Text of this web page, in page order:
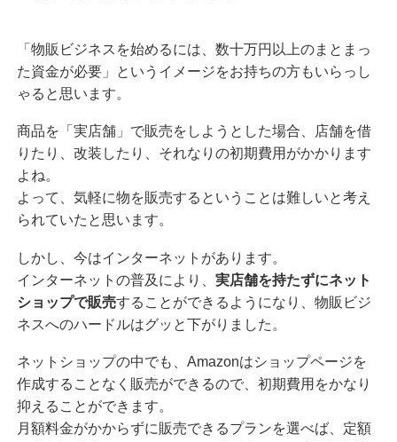
「物販ビジネスを始めるには、数十万円以上のまとまっ
た資金が必要」というイメージをお持ちの方もいらっし
ゃると思います。
商品を「実店舗」で販売をしようとした場合、店舗を借
りたり、改装したり、それなりの初期費用がかかります
よね。
よって、気軽に物を販売するということは難しいと考え
られていたと思います。
しかし、今はインターネットがあります。
インターネットの普及により、 実店舗を持たずにネット
ショップで販売することができるようになり、物販ビジ
ネスへのハードルはグッと下がりました。
ネットショップの中でも、Amazonはショップページを
作成することなく販売ができるので、初期費用をかなり
抑えることができます。
月額料金がかからずに販売できるプランを選べば、定額